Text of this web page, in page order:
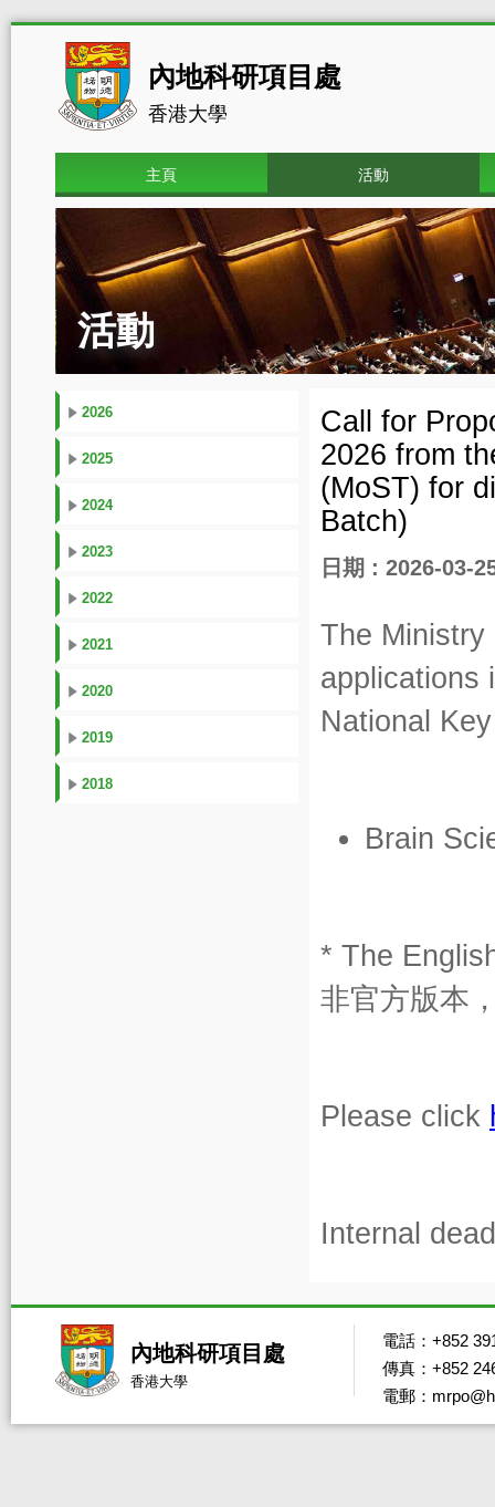
內地科研項目處
香港大學
主頁 活動
活動
2026
2025
2024
2023
2022
2021
2020
2019
2018
Call for
2026 from
(MoST) for
Batch)
日期 : 2026-03-
The Ministry
applications
National
Brain
* The
非官方版本
Please click
Internal
內地科研項目處
香港大學
電話：+852
傳真：+852
電郵：